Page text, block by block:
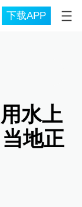
下载APP
水上
地正